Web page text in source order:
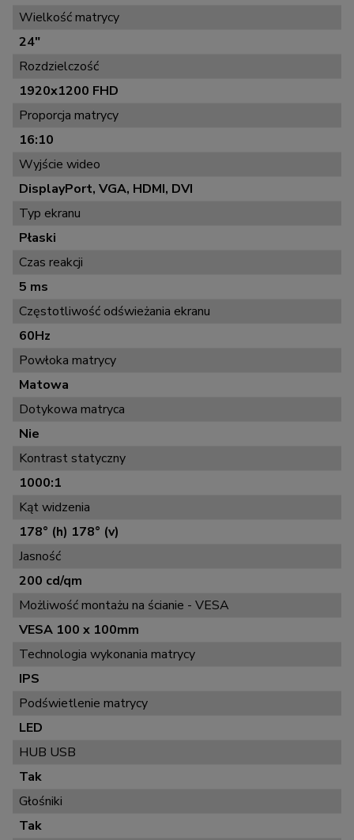
Wielkość matrycy
24"
Rozdzielczość
1920x1200 FHD
Proporcja matrycy
16:10
Wyjście wideo
DisplayPort, VGA, HDMI, DVI
Typ ekranu
Płaski
Czas reakcji
5 ms
Częstotliwość odświeżania ekranu
60Hz
Powłoka matrycy
Matowa
Dotykowa matryca
Nie
Kontrast statyczny
1000:1
Kąt widzenia
178° (h) 178° (v)
Jasność
200 cd/qm
Możliwość montażu na ścianie - VESA
VESA 100 x 100mm
Technologia wykonania matrycy
IPS
Podświetlenie matrycy
LED
HUB USB
Tak
Głośniki
Tak